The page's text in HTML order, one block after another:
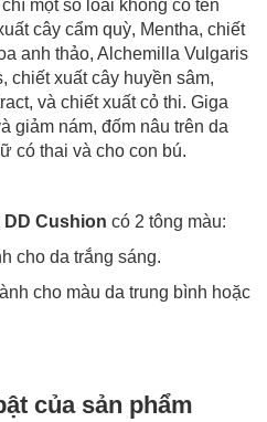
một số loài không có tên
cây cẩm quỳ, Mentha, chiết
anh thảo, Alchemilla Vulgaris
chiết xuất cây huyền sâm,
và chiết xuất cỏ thi. Giga
giảm nám, đốm nâu trên da
có thai và cho con bú.
DD Cushion có 2 tông màu:
cho da trắng sáng.
cho màu da trung bình hoặc
của sản phẩm